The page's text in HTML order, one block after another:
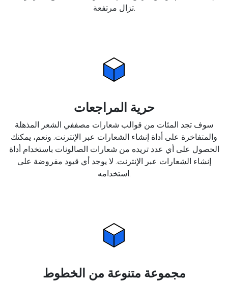
تزال مرتفعة.
حرية المراجعات
سوف تجد المئات من قوالب شعارات مصففي الشعر المذهلة
والمتفاخرة على أداة إنشاء الشعارات عبر الإنترنت. ونعم، يمكنك
الحصول على أي عدد تريده من شعارات الصالونات باستخدام أداة
إنشاء الشعارات عبر الإنترنت. لا يوجد أي قيود مفروضة على
استخدامه.
مجموعة متنوعة من الخطوط